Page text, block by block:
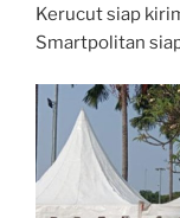
Kerucut siap
Smartpolitan